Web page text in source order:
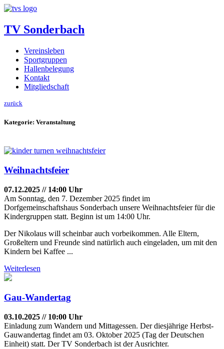
TV Sonderbach
Vereinsleben
Sportgruppen
Hallenbelegung
Kontakt
Mitgliedschaft
zurück
Kategorie: Veranstaltung
Weihnachtsfeier
07.12.2025 // 14:00 Uhr
Am Sonntag, den 7. Dezember 2025 findet im
Dorfgemeinschaftshaus Sonderbach unsere Weihnachtsfeier für die
Kindergruppen statt. Beginn ist um 14:00 Uhr.
Der Nikolaus will scheinbar auch vorbeikommen. Alle Eltern,
Großeltern und Freunde sind natürlich auch eingeladen, um mit den
Kindern bei Kaffee ...
Weiterlesen
Gau-Wandertag
03.10.2025 // 10:00 Uhr
Einladung zum Wandern und Mittagessen. Der diesjährige Herbst-
Gauwandertag findet am 03. Oktober 2025 (Tag der Deutschen
Einheit) statt. Der TV Sonderbach ist der Ausrichter.